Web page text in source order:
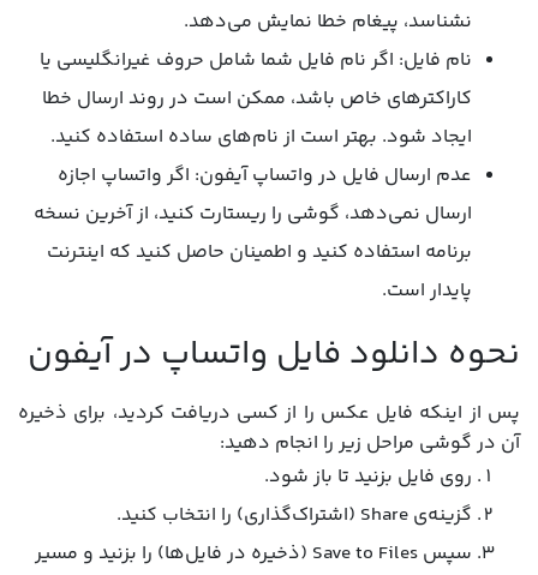
نشناسد، پیغام خطا نمایش می‌دهد.
نام فایل: اگر نام فایل شما شامل حروف غیرانگلیسی یا
کاراکترهای خاص باشد، ممکن است در روند ارسال خطا
ایجاد شود. بهتر است از نام‌های ساده استفاده کنید.
عدم ارسال فایل در واتساپ آیفون: اگر واتساپ اجازه
ارسال نمی‌دهد، گوشی را ریستارت کنید، از آخرین نسخه
برنامه استفاده کنید و اطمینان حاصل کنید که اینترنت
پایدار است.
نحوه دانلود فایل واتساپ در آیفون
پس از اینکه فایل عکس را از کسی دریافت کردید، برای ذخیره
آن در گوشی مراحل زیر را انجام دهید:
روی فایل بزنید تا باز شود.
گزینه‌ی Share (اشتراک‌گذاری) را انتخاب کنید.
سپس Save to Files (ذخیره در فایل‌ها) را بزنید و مسیر